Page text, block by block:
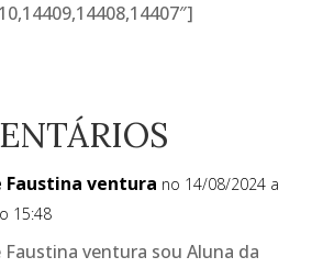
Faustina ventura no 14/08/2024 a
15:48
Faustina ventura sou Aluna da